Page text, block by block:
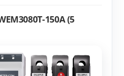
150A (5